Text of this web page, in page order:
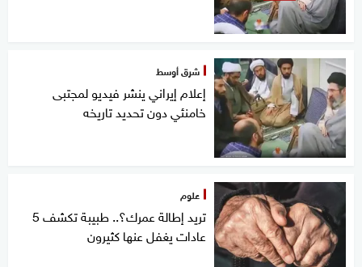
شرق أوسط
إعلام إيراني ينشر فيديو لمجتبى
خامنئي دون تحديد تاريخه
علوم
تريد إطالة عمرك؟.. طبيبة تكشف 5
عادات يغفل عنها كثيرون